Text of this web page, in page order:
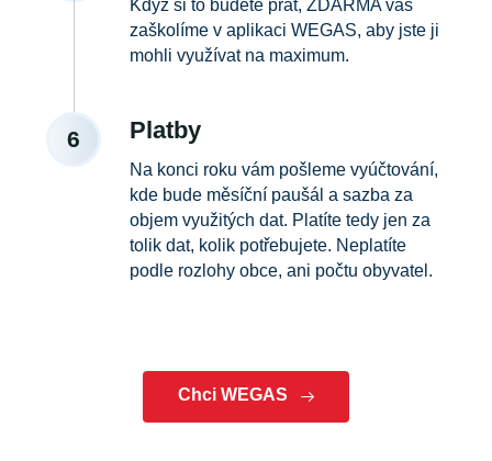
Když si to budete přát, ZDARMA vás
zaškolíme v aplikaci WEGAS, aby jste ji
mohli využívat na maximum.
6 Platby
Na konci roku vám pošleme vyúčtování,
kde bude měsíční paušál a sazba za
objem využitých dat. Platíte tedy jen za
tolik dat, kolik potřebujete. Neplatíte
podle rozlohy obce, ani počtu obyvatel.
Chci WEGAS